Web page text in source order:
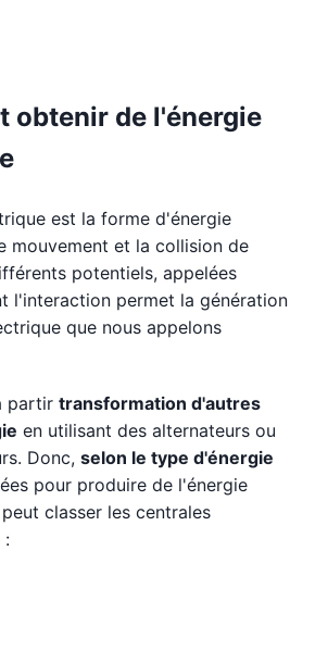
obtenir de l'énergie
est la forme d'énergie
mouvement et la collision de
potentiels, appelées
l'interaction permet la génération
que nous appelons
partir transformation d'autres
en utilisant des alternateurs ou
Donc, selon le type d'énergie
pour produire de l'énergie
classer les centrales
: